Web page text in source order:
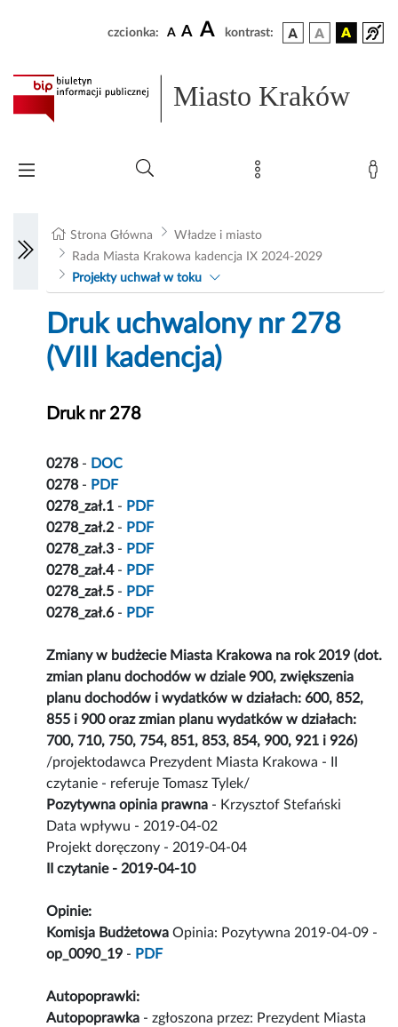
czcionka: A A A kontrast:
Miasto Kraków
Strona Główna
Władze i miasto
Rada Miasta Krakowa kadencja IX 2024-2029
Projekty uchwał w toku
Druk uchwalony nr 278
(VIII kadencja)
Druk nr 278
0278- DOC
0278- PDF
0278_zał.1 - PDF
0278_zał.2 - PDF
0278_zał.3 - PDF
0278_zał.4- PDF
0278_zał.5 - PDF
0278_zał.6- PDF
Zmiany w budżecie Miasta Krakowa na rok 2019 (dot.
zmian planu dochodów w dziale 900, zwiększenia
planu dochodów i wydatków w działach: 600, 852,
855 i 900 oraz zmian planu wydatków w działach:
700, 710, 750, 754, 851, 853, 854, 900, 921 i 926)
/projektodawca Prezydent Miasta Krakowa - II
czytanie - referuje Tomasz Tylek/
Pozytywna opinia prawna - Krzysztof Stefański
Data wpływu - 2019-04-02
Projekt doręczony - 2019-04-04
II czytanie - 2019-04-10
Opinie:
Komisja Budżetowa Opinia: Pozytywna 2019-04-09 -
op_0090_19 - PDF
Autopoprawki:
Autopoprawka - zgłoszona przez: Prezydent Miasta